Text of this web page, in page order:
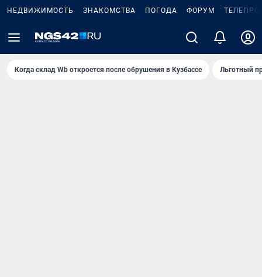
НЕДВИЖИМОСТЬ ЗНАКОМСТВА ПОГОДА ФОРУМ
Когда склад Wb откроется после обрушения в Кузбассе Льготный